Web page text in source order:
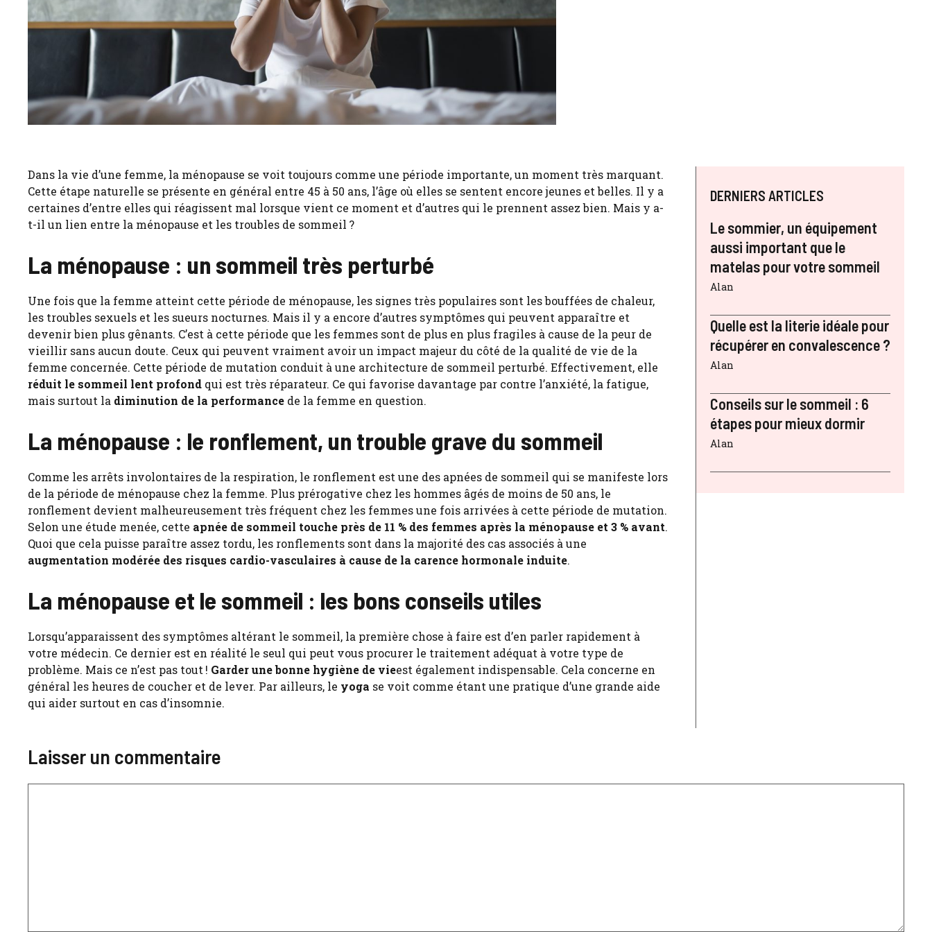
Dans la vie d’une femme, la ménopause se voit toujours comme une période importante, un moment très marquant.
Cette étape naturelle se présente en général entre 45 à 50 ans, l’âge où elles se sentent encore jeunes et belles. Il y a
certaines d’entre elles qui réagissent mal lorsque vient ce moment et d’autres qui le prennent assez bien. Mais y a-
t-il un lien entre la ménopause et les troubles de sommeil ?
La ménopause : un sommeil très perturbé
Une fois que la femme atteint cette période de ménopause, les signes très populaires sont les bouffées de chaleur,
les troubles sexuels et les sueurs nocturnes. Mais il y a encore d’autres symptômes qui peuvent apparaître et
devenir bien plus gênants. C’est à cette période que les femmes sont de plus en plus fragiles à cause de la peur de
vieillir sans aucun doute. Ceux qui peuvent vraiment avoir un impact majeur du côté de la qualité de vie de la
femme concernée. Cette période de mutation conduit à une architecture de sommeil perturbé. Effectivement, elle
réduit le sommeil lent profond qui est très réparateur. Ce qui favorise davantage par contre l’anxiété, la fatigue,
mais surtout la diminution de la performance de la femme en question.
La ménopause : le ronflement, un trouble grave du sommeil
Comme les arrêts involontaires de la respiration, le ronflement est une des apnées de sommeil qui se manifeste lors
de la période de ménopause chez la femme. Plus prérogative chez les hommes âgés de moins de 50 ans, le
ronflement devient malheureusement très fréquent chez les femmes une fois arrivées à cette période de mutation.
Selon une étude menée, cette apnée de sommeil touche près de 11 % des femmes après la ménopause et 3 % avant.
Quoi que cela puisse paraître assez tordu, les ronflements sont dans la majorité des cas associés à une
augmentation modérée des risques cardio-vasculaires à cause de la carence hormonale induite.
La ménopause et le sommeil : les bons conseils utiles
Lorsqu’apparaissent des symptômes altérant le sommeil, la première chose à faire est d’en parler rapidement à
votre médecin. Ce dernier est en réalité le seul qui peut vous procurer le traitement adéquat à votre type de
problème. Mais ce n’est pas tout ! Garder une bonne hygiène de vieest également indispensable. Cela concerne en
général les heures de coucher et de lever. Par ailleurs, le yoga se voit comme étant une pratique d’une grande aide
qui aider surtout en cas d’insomnie.
DERNIERS ARTICLES
Le sommier, un équipement
aussi important que le
matelas pour votre sommeil
Alan
Quelle est la literie idéale pour
récupérer en convalescence ?
Alan
Conseils sur le sommeil : 6
étapes pour mieux dormir
Alan
Laisser un commentaire